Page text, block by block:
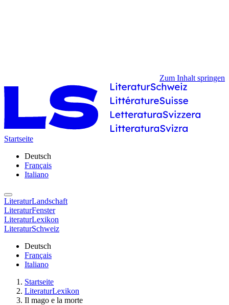
Zum Inhalt springen
Startseite
Deutsch
Français
Italiano
LiteraturLandschaft
LiteraturFenster
LiteraturLexikon
LiteraturSchweiz
Deutsch
Français
Italiano
Startseite
LiteraturLexikon
Il mago e la morte